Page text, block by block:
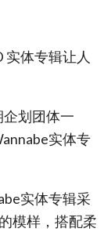
实体专辑让人
企划团体一
实体专
实体专辑采
模样，搭配柔